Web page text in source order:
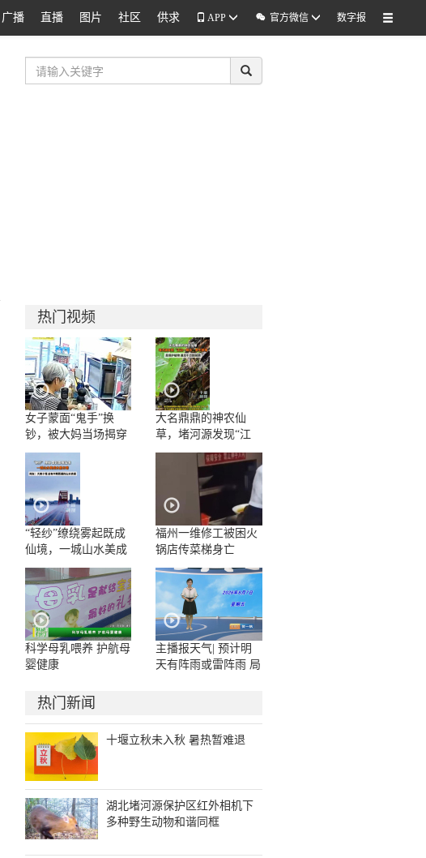
广播 直播 图片 社区 供求 APP  官方微信 数字报
热门视频
女子蒙面“鬼手”换
钞，被大妈当场揭穿
大名鼎鼎的神农仙
草，堵河源发现“江
边一碗水”野生群落
“轻纱”缭绕雾起既成
仙境，一城山水美成
水墨长卷
福州一维修工被困火
锅店传菜梯身亡
科学母乳喂养 护航母
婴健康
主播报天气| 预计明
天有阵雨或雷阵雨 局
热门新闻
十堰立秋未入秋 暑热暂难退
湖北堵河源保护区红外相机下
多种野生动物和谐同框